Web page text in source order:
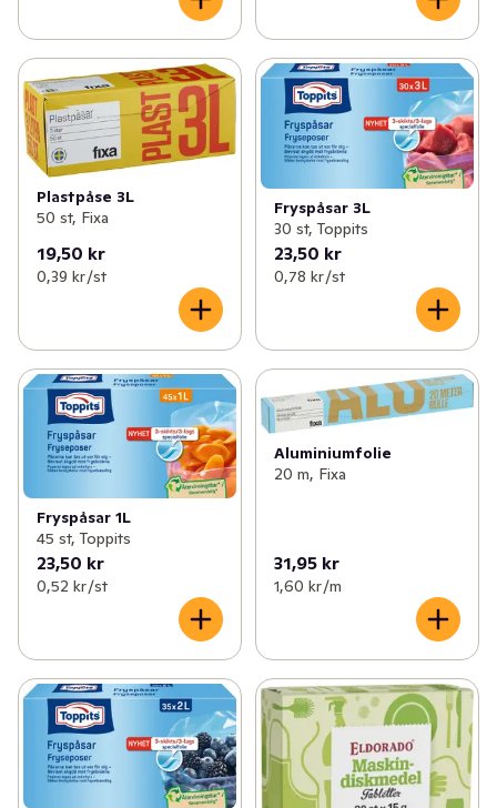
Plastpåse 3L
50 st, Fixa
19,50 kr
0,39 kr /st
Fryspåsar 3L
30 st, Toppits
23,50 kr
0,78 kr /st
Fryspåsar 1L
45 st, Toppits
23,50 kr
0,52 kr /st
Aluminiumfolie
20 m, Fixa
31,95 kr
1,60 kr /m